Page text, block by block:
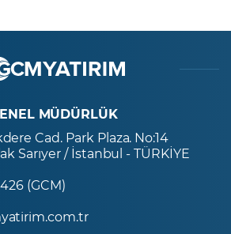
MÜDÜRLÜK
Cad. Park Plaza. No:14
Sarıyer / İstanbul - TÜRKİYE
(GCM)